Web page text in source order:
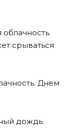
срываться
Днем
дождь.